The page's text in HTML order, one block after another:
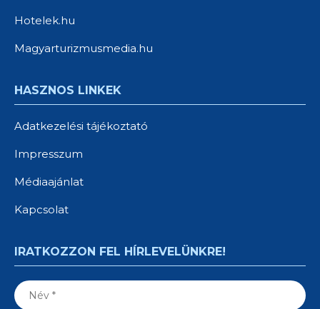
Hotelek.hu
Magyarturizmusmedia.hu
HASZNOS LINKEK
Adatkezelési tájékoztató
Impresszum
Médiaajánlat
Kapcsolat
IRATKOZZON FEL HÍRLEVELÜNKRE!